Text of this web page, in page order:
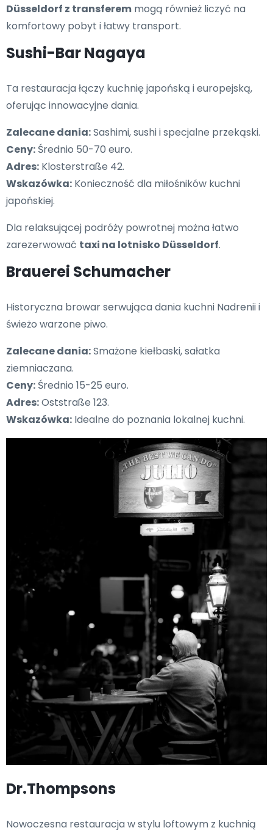
Düsseldorf z transferem mogą również liczyć na
komfortowy pobyt i łatwy transport.
Sushi-Bar Nagaya
Ta restauracja łączy kuchnię japońską i europejską,
oferując innowacyjne dania.
Zalecane dania:Sashimi, sushi i specjalne przekąski.
Ceny: Średnio 50-70 euro.
Adres: Klosterstraße 42.
Wskazówka: Konieczność dla miłośników kuchni
japońskiej.
Dla relaksującej podróży powrotnej można łatwo
zarezerwować taxi na lotnisko Düsseldorf.
Brauerei Schumacher
Historyczna browar serwująca dania kuchni Nadrenii i
świeżo warzone piwo.
Zalecane dania:Smażone kiełbaski, sałatka
ziemniaczana.
Ceny: Średnio 15-25 euro.
Adres:Oststraße 123.
Wskazówka: Idealne do poznania lokalnej kuchni.
Dr.Thompsons
Nowoczesna restauracja w stylu loftowym z kuchnią